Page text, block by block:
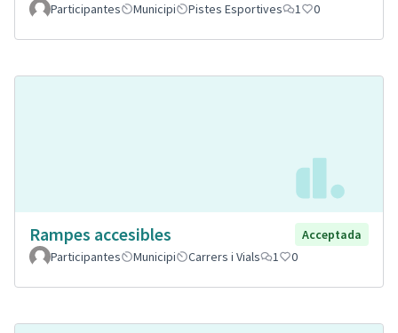
Participantes Municipi Pistes Esportives 1 0
Rampes accesibles
Acceptada
Participantes
Municipi Carrers i Vials 1 0